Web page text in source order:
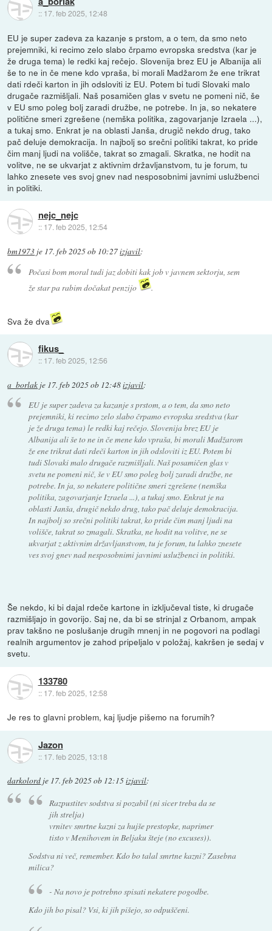
:: 17. feb 2025, 12:48
EU je super zadeva za kazanje s prstom, a o tem, da smo neto
prejemniki, ki recimo zelo slabo črpamo evropska sredstva (kar je
že druga tema) le redki kaj rečejo. Slovenija brez EU je Albanija ali
še to ne in če mene kdo vpraša, bi morali Madžarom že ene trikrat
dati rdeči karton in jih odsloviti iz EU. Potem bi tudi Slovaki malo
drugače razmišljali. Naš posamičen glas v svetu ne pomeni nič, še
v EU smo poleg bolj zaradi družbe, ne potrebe. In ja, so nekatere
politične smeri zgrešene (nemška politika, zagovarjanje Izraela ...),
a tukaj smo. Enkrat je na oblasti Janša, drugič nekdo drug, tako
pač deluje demokracija. In najbolj so srečni politiki takrat, ko pride
čim manj ljudi na volišče, takrat so zmagali. Skratka, ne hodit na
volitve, ne se ukvarjat z aktivnim državljanstvom, tu je forum, tu
lahko znesete ves svoj gnev nad nesposobnimi javnimi uslužbenci
in politiki.
nejc_nejc
:: 17. feb 2025, 12:54
bm1973 je 17. feb 2025 ob 10:27izjavil:
Počasi bom moral tudi jaz dobiti kak job v javnem sektorju, sem
že star pa rabim dočakat penzijo
.
Sva že dva
fikus_
:: 17. feb 2025, 12:56
a_borlak je 17. feb 2025 ob 12:48izjavil:
EU je super zadeva za kazanje s prstom, a o tem, da smo neto
prejemniki, ki recimo zelo slabo črpamo evropska sredstva (kar
je že druga tema) le redki kaj rečejo. Slovenija brez EU je
Albanija ali še to ne in če mene kdo vpraša, bi morali Madžarom
že ene trikrat dati rdeči karton in jih odsloviti iz EU. Potem bi
tudi Slovaki malo drugače razmišljali. Naš posamičen glas v
svetu ne pomeni nič, še v EU smo poleg bolj zaradi družbe, ne
potrebe. In ja, so nekatere politične smeri zgrešene (nemška
politika, zagovarjanje Izraela ...), a tukaj smo. Enkrat je na
oblasti Janša, drugič nekdo drug, tako pač deluje demokracija.
In najbolj so srečni politiki takrat, ko pride čim manj ljudi na
volišče, takrat so zmagali. Skratka, ne hodit na volitve, ne se
ukvarjat z aktivnim državljanstvom, tu je forum, tu lahko znesete
ves svoj gnev nad nesposobnimi javnimi uslužbenci in politiki.
Še nekdo, ki bi dajal rdeče kartone in izključeval tiste, ki drugače
razmišljajo in govorijo. Saj ne, da bi se strinjal z Orbanom, ampak
prav takšno ne poslušanje drugih mnenj in ne pogovori na podlagi
realnih argumentov je zahod pripeljalo v položaj, kakršen je sedaj v
svetu.
133780
:: 17. feb 2025, 12:58
Je res to glavni problem, kaj ljudje pišemo na forumih?
Jazon
:: 17. feb 2025, 13:18
darkolord je 17. feb 2025 ob 12:15izjavil:
Razpustitev sodstva si pozabil (ni sicer treba da se
jih strelja)
vrnitev smrtne kazni za hujše prestopke, naprimer
tisto v Menihovem in Beljaku šteje (no excuses)).
Sodstva ni več, remember. Kdo bo talal smrtne kazni? Zasebna
milica?
- Na novo je potrebno spisati nekatere pogodbe.
Kdo jih bo pisal? Vsi, ki jih pišejo, so odpuščeni.